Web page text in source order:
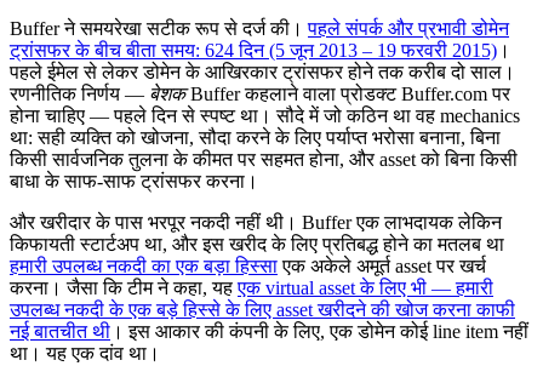
Buffer ने समयरेखा सटीक रूप से दर्ज की।पहले संपर्क और प्रभावी डोमेन
ट्रांसफर के बीच बीता समय: 624 दिन (5 जून 2013 – 19 फरवरी 2015) ।
पहले ईमेल से लेकर डोमेन के आखिरकार ट्रांसफर होने तक करीब दो साल।
रणनीतिक निर्णय — बेशकBuffer कहलाने वाला प्रोडक्ट Buffer.com पर
होना चाहिए — पहले दिन से स्पष्ट था। सौदे में जो कठिन था वह mechanics
था: सही व्यक्ति को खोजना, सौदा करने के लिए पर्याप्त भरोसा बनाना, बिना
किसी सार्वजनिक तुलना के कीमत पर सहमत होना, और asset को बिना किसी
बाधा के साफ-साफ ट्रांसफर करना।
और खरीदार के पास भरपूर नकदी नहीं थी। Buffer एक लाभदायक लेकिन
किफायती स्टार्टअप था, और इस खरीद के लिए प्रतिबद्ध होने का मतलब था
हमारी उपलब्ध नकदी का एक बड़ा हिस्साएक अकेले अमूर्त asset पर खर्च
करना। जैसा कि टीम ने कहा, यहएक virtual asset के लिए भी — हमारी
उपलब्ध नकदी के एक बड़े हिस्से के लिए asset खरीदने की खोज करना काफी
नई बातचीत थी । इस आकार की कंपनी के लिए, एक डोमेन कोई line item नहीं
था। यह एक दांव था।